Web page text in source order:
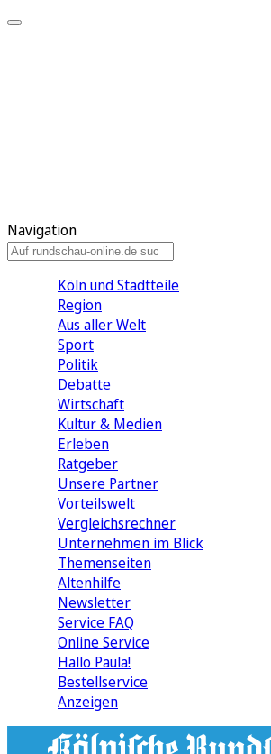
Navigation
Köln und Stadtteile
Region
Aus aller Welt
Sport
Politik
Debatte
Wirtschaft
Kultur & Medien
Erleben
Ratgeber
Unsere Partner
Vorteilswelt
Vergleichsrechner
Unternehmen im Blick
Themenseiten
Altenhilfe
Newsletter
Service FAQ
Online Service
Hallo Paula!
Bestellservice
Anzeigen